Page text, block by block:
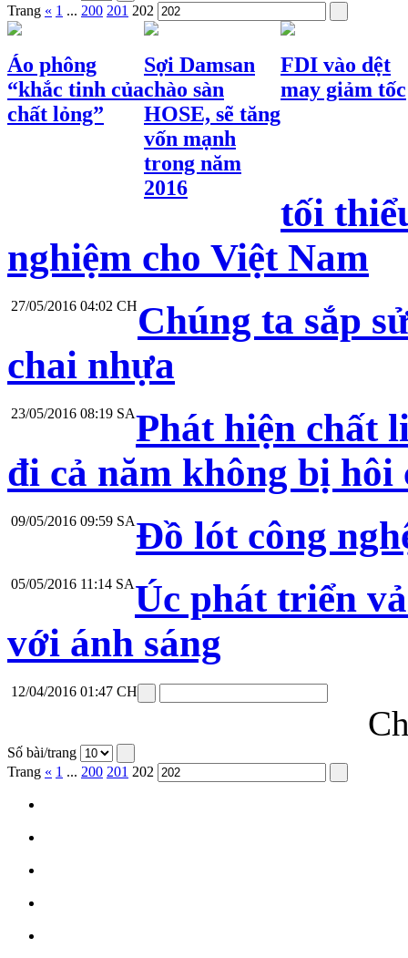
Trang « 1 ... 200 201 202
Áo phông
“khắc tinh của
chất lỏng”
Sợi Damsan
chào sàn
HOSE, sẽ tăng
vốn mạnh
trong năm
2016
FDI vào dệt
may giảm tốc
tối
nghiệm cho Việt Nam
27/05/2016 04:02 CHChúng ta sắp
chai nhựa
23/05/2016 08:19 SAPhát hiện chất
đi cả năm không bị hôi
09/05/2016 09:59 SAĐồ lót công
05/05/2016 11:14 SAÚc phát triển
với ánh sáng
12/04/2016 01:47 CH
Số bài/trang
Trang « 1 ... 200 201 202